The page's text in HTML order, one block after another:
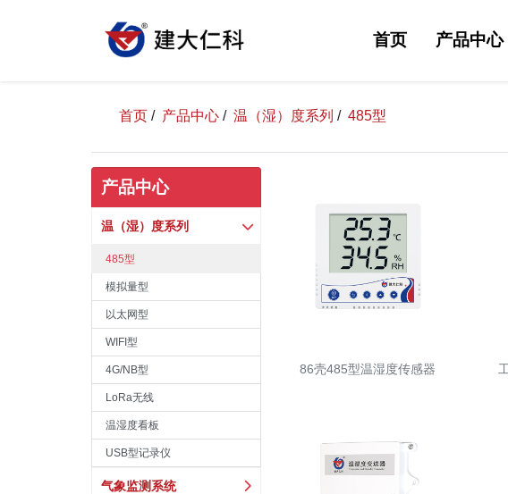
首页 产品中心
首页 / 产品中心 / 温（湿）度系列 / 485型
产品中心
温（湿）度系列
485型
模拟量型
以太网型
WIFI型
4G/NB型
LoRa无线
温湿度看板
USB型记录仪
气象监测系统
86壳485型温湿度传感器